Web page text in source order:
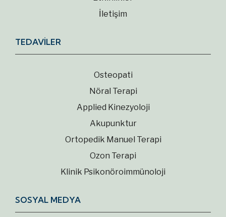
İletişim
TEDAVİLER
Osteopati
Nöral Terapi
Applied Kinezyoloji
Akupunktur
Ortopedik Manuel Terapi
Ozon Terapi
Klinik Psikonöroimmünoloji
SOSYAL MEDYA